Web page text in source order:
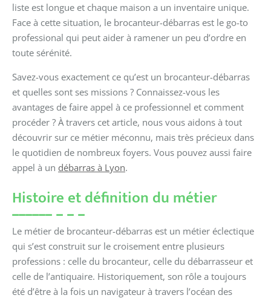
liste est longue et chaque maison a un inventaire unique.
Face à cette situation, le brocanteur-débarras est le go-to
professional qui peut aider à ramener un peu d’ordre en
toute sérénité.
Savez-vous exactement ce qu’est un brocanteur-débarras
et quelles sont ses missions ? Connaissez-vous les
avantages de faire appel à ce professionnel et comment
procéder ? À travers cet article, nous vous aidons à tout
découvrir sur ce métier méconnu, mais très précieux dans
le quotidien de nombreux foyers. Vous pouvez aussi faire
appel à un débarras à Lyon.
Histoire et définition du métier
Le métier de brocanteur-débarras est un métier éclectique
qui s’est construit sur le croisement entre plusieurs
professions : celle du brocanteur, celle du débarrasseur et
celle de l’antiquaire. Historiquement, son rôle a toujours
été d’être à la fois un navigateur à travers l’océan des